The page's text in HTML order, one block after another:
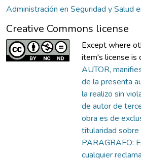
Administración en Seguridad y Salud
Creative Commons license
Except where
item's license is
AUTOR,
de la presenta
la realizo sin
de autor de
obra es de
titularidad sobre
PARAGRAFO:
cualquier